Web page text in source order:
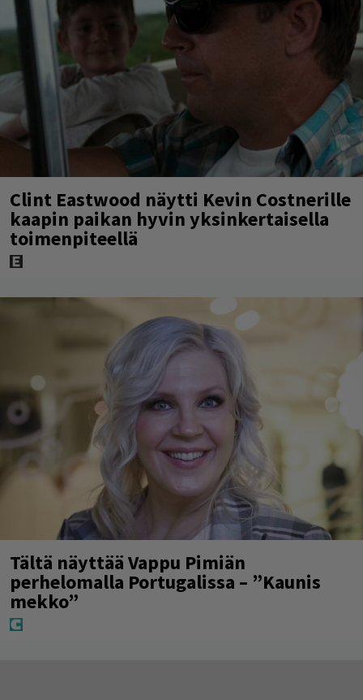
Clint Eastwood näytti Kevin Costnerille
kaapin paikan hyvin yksinkertaisella
toimenpiteellä
Tältä näyttää Vappu Pimiän
perhelomalla Portugalissa – ”Kaunis
mekko”